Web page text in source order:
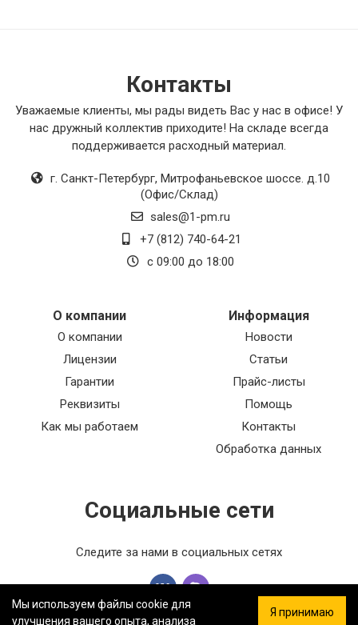
Контакты
Уважаемые клиенты, мы рады видеть Вас у нас в офисе! У
нас дружный коллектив приходите! На складе всегда
поддерживается расходный материал.
г. Санкт-Петербург, Митрофаньевское шоссе. д.10
(Офис/Склад)
sales@1-pm.ru
+7 (812) 740-64-21
с 09:00 до 18:00
О компании
О компании
Лицензии
Гарантии
Реквизиты
Как мы работаем
Информация
Новости
Статьи
Прайс-листы
Помощь
Контакты
Обработка данных
Социальные сети
Следите за нами в социальных сетях
Мы используем файлы cookie для
улучшения вашего опыта, анализа
Я принимаю